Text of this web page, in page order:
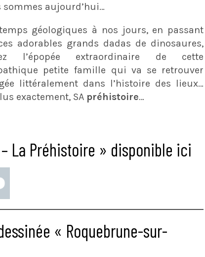
sommes aujourd’hui…
géologiques à nos jours, en passant
adorables grands dadas de dinosaures,
l’épopée extraordinaire de cette
petite famille qui va se retrouver
littéralement dans l’histoire des lieux…
exactement, SA préhistoire…
La Préhistoire » disponible ici
« Roquebrune-sur-